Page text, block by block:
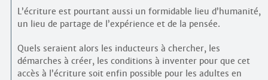
L’écriture est pourtant aussi un formidable lieu d’humanité,
un lieu de partage de l’expérience et de la pensée.
Quels seraient alors les inducteurs à chercher, les
démarches à créer, les conditions à inventer pour que cet
accès à l’écriture soit enfin possible pour les adultes en